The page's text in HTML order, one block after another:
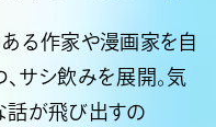
る作家や漫画家を自
サシ飲みを展開。気
話が飛び出すの